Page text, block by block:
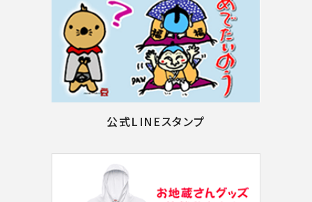
公式LINEスタンプ